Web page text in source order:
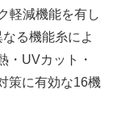
軽減機能を有し
る機能糸によ
・UVカット・
策に有効な16機